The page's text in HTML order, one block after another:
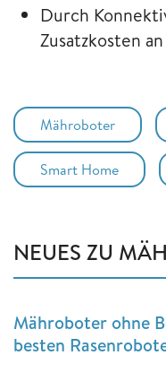
Durch
Zusatzkosten an
Mähroboter
Smart Home
NEUES ZU
Mähroboter ohne
besten